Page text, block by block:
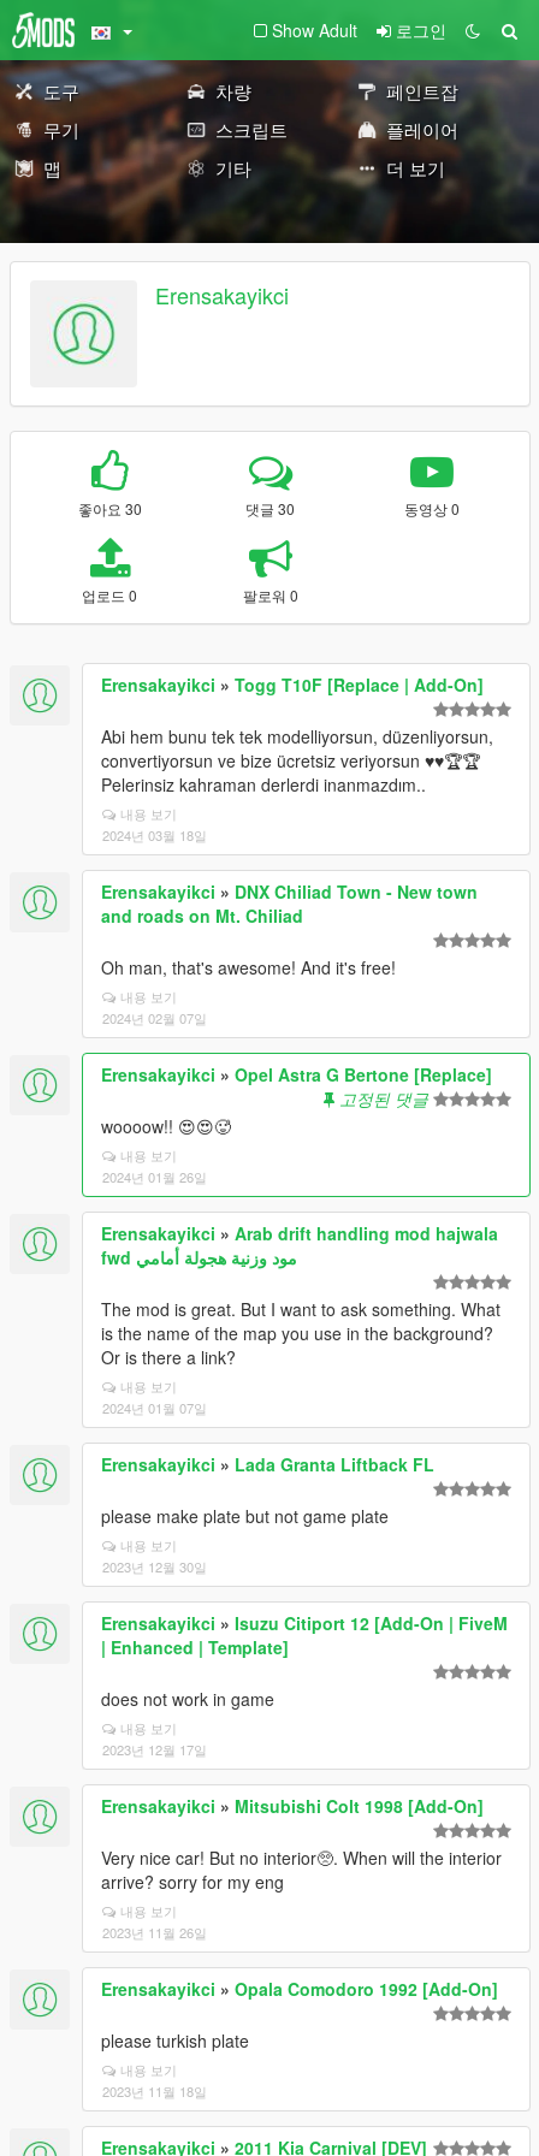
Show Adult 로그인
도구 차량
페인트잡
무기
스크립트
플레이어
맵
기타 더 보기
Erensakayikci
좋아요 30 댓글 30 동영상 0
업로드 0 팔로워 0
Erensakayikci » Togg T10F [Replace | Add-On]
Abi hem bunu tek tek modelliyorsun, düzenliyorsun,
convertiyorsun ve bize ücretsiz veriyorsun ♥️♥️🏆🏆
Pelerinsiz kahraman derlerdi inanmazdım..
내용 보기
2024년 03월 18일
Erensakayikci » DNX Chiliad Town - New town
and roads on Mt. Chiliad
Oh man, that's awesome! And it's free!
내용 보기
2024년 02월 07일
Erensakayikci » Opel Astra G Bertone [Replace]
고정된 댓글
woooow!! 😍😍🥵
내용 보기
2024년 01월 26일
Erensakayikci » Arab drift handling mod hajwala
fwd مود وزنية هجولة أمامي
The mod is great. But I want to ask something. What
is the name of the map you use in the background?
Or is there a link?
내용 보기
2024년 01월 07일
Erensakayikci » Lada Granta Liftback FL
please make plate but not game plate
내용 보기
2023년 12월 30일
Erensakayikci » Isuzu Citiport 12 [Add-On | FiveM
| Enhanced | Template]
does not work in game
내용 보기
2023년 12월 17일
Erensakayikci » Mitsubishi Colt 1998 [Add-On]
Very nice car! But no interior🥺. When will the interior
arrive? sorry for my eng
내용 보기
2023년 11월 26일
Erensakayikci » Opala Comodoro 1992 [Add-On]
please turkish plate
내용 보기
2023년 11월 18일
Erensakayikci » 2011 Kia Carnival [DEV]